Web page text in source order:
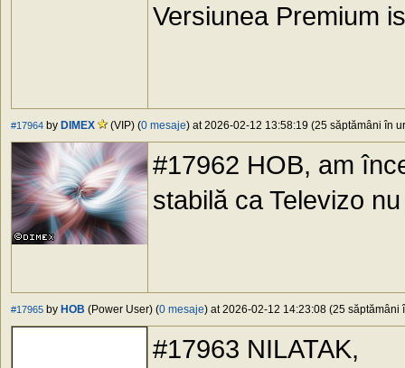
Versiunea Premium
#17964 by DIMEX (VIP) (0 mesaje) at 2026-02-12 13:58:19 (25 săptămâni în
#17962 HOB, am
stabilă ca Televizo
#17965 by HOB (Power User) (0 mesaje) at 2026-02-12 14:23:08 (25 săptămâni
#17963 NILATAK,